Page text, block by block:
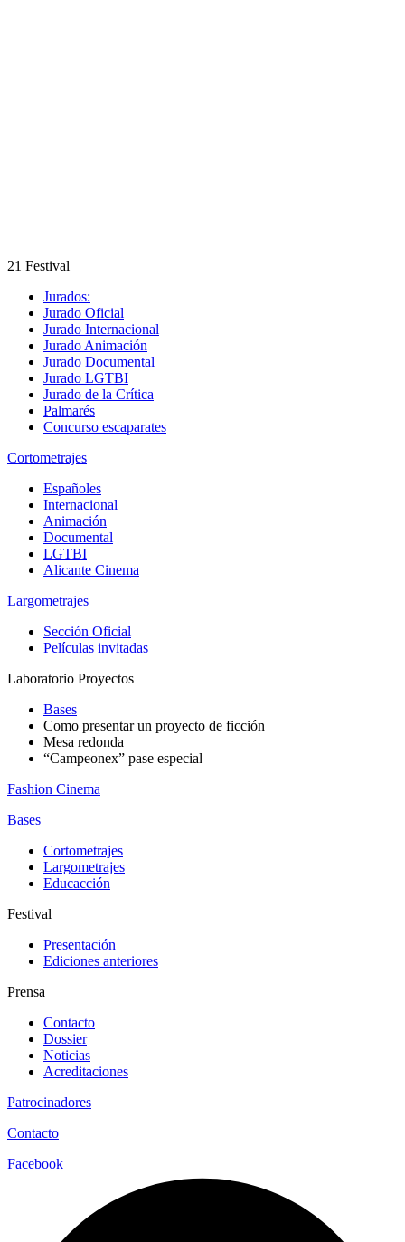
21 Festival
Jurados:
Jurado Oficial
Jurado Internacional
Jurado Animación
Jurado Documental
Jurado LGTBI
Jurado de la Crítica
Palmarés
Concurso escaparates
Cortometrajes
Españoles
Internacional
Animación
Documental
LGTBI
Alicante Cinema
Largometrajes
Sección Oficial
Películas invitadas
Laboratorio Proyectos
Bases
Como presentar un proyecto de ficción
Mesa redonda
“Campeonex” pase especial
Fashion Cinema
Bases
Cortometrajes
Largometrajes
Educacción
Festival
Presentación
Ediciones anteriores
Prensa
Contacto
Dossier
Noticias
Acreditaciones
Patrocinadores
Contacto
Facebook